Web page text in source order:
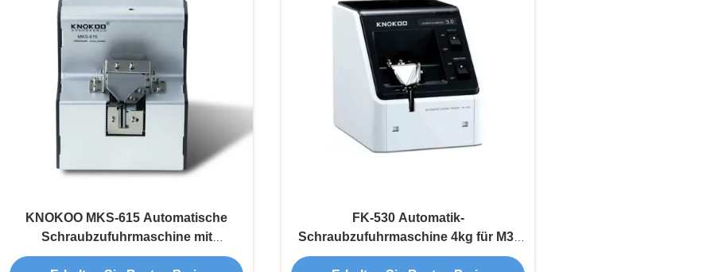
KNOKOO MKS-615 Automatische
Schraubzufuhrmaschine mit
verstellbarer Schiene M1-M5
FK-530 Automatik-
Schraubzufuhrmaschine 4kg für M3-
Schraub-Elektronikwerkzeuge